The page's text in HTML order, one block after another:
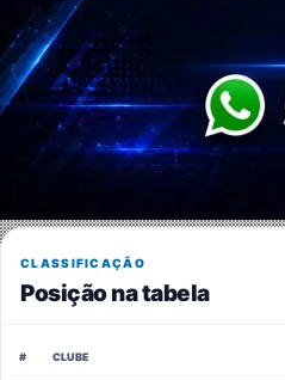
CLASSIFICAÇÃO
Posição na tabela
# CLUBE